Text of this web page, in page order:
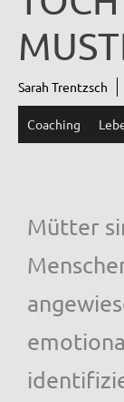
Sarah Trentzsch
Coaching
Mütter